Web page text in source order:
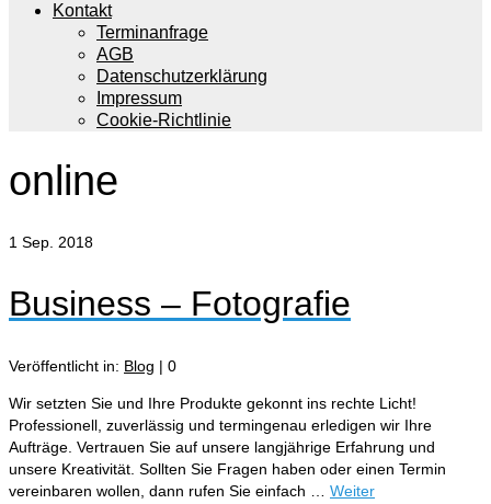
Kontakt
Terminanfrage
AGB
Datenschutzerklärung
Impressum
Cookie-Richtlinie
online
1 Sep. 2018
Business – Fotografie
Veröffentlicht in: Blog | 0
Wir setzten Sie und Ihre Produkte gekonnt ins rechte Licht!
Professionell, zuverlässig und termingenau erledigen wir Ihre
Aufträge. Vertrauen Sie auf unsere langjährige Erfahrung und
unsere Kreativität. Sollten Sie Fragen haben oder einen Termin
vereinbaren wollen, dann rufen Sie einfach … Weiter